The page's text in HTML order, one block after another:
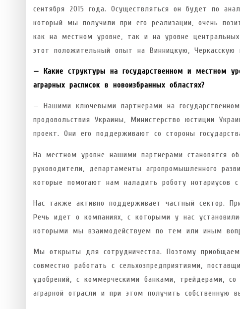
сентября 2015 года. Осуществляться он будет по
который мы получили при его реализации, очень
как на местном уровне, так и на уровне
этот положительный опыт на Винницкую, Черкасскую
— Какие структуры на государственном и местном
аграрных расписок в новоизбранных областях?
— Нашими ключевыми партнерами на
продовольствия Украины, Министерство юстиции
проект. Они его поддерживают со стороны
На местном уровне нашими партнерами становятся
руководители, департаменты агропромышленного
которые помогают нам наладить роботу нотариусов с
Нас также активно поддерживает частный сектор.
Речь идет о компаниях, с которыми у нас
которыми мы взаимодействуем по тем или иным
Мы открыты для сотрудничества. Поэтому
совместно работать с сельхозпредприятиями,
удобрений, с коммерческими банками, трейдерами,
аграрной отрасли и при этом получить собственную